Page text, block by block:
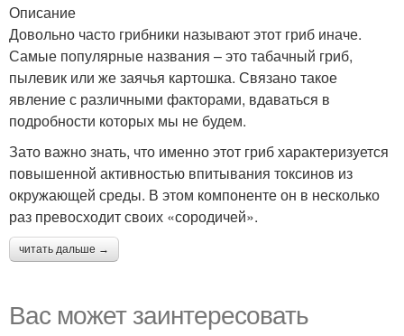
Описание
Довольно часто грибники называют этот гриб иначе.
Самые популярные названия – это табачный гриб,
пылевик или же заячья картошка. Связано такое
явление с различными факторами, вдаваться в
подробности которых мы не будем.
Зато важно знать, что именно этот гриб характеризуется
повышенной активностью впитывания токсинов из
окружающей среды. В этом компоненте он в несколько
раз превосходит своих «сородичей».
читать дальше →
Вас может заинтересовать